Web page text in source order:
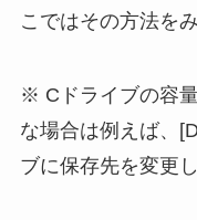
こではその方法を
Cドライブの容
な場合は例えば、
ブに保存先を変更